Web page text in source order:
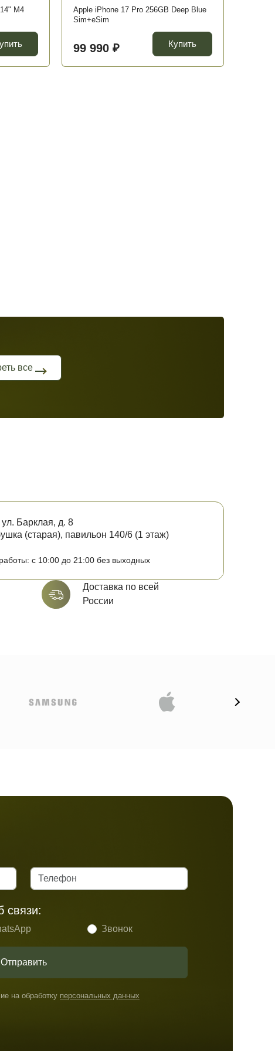
M4
Apple iPhone 17 Pro 256GB Deep Blue
Sim+eSim
99 990 ₽ Купить
все
Барклая, д. 8
(старая), павильон 140/6 (1 этаж)
с 10:00 до 21:00 без выходных
Доставка по всей
России
связи:
Звонок
Отправить
на обработку персональных данных